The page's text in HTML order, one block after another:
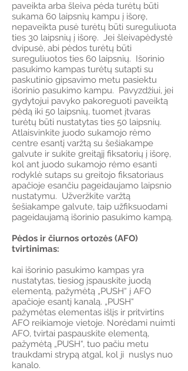
paveikta arba šleiva pėda turėtų būti
sukama 60 laipsnių kampu į išorę,
nepaveikta pusė turėtų būti sureguliuota
ties 30 laipsnių į išorę. Jei šleivapėdystė
dvipusė, abi pėdos turėtų būti
sureguliuotos ties 60 laipsnių. Išorinio
pasukimo kampas turėtų sutapti su
paskutinio gipsavimo metu pasiektu
išorinio pasukimo kampu. Pavyzdžiui, jei
gydytojui pavyko pakoreguoti paveiktą
pėdą iki 50 laipsnių, tuomet įtvaras
turėtų būti nustatytas ties 50 laipsnių.
Atlaisvinkite juodo sukamojo rėmo
centre esantį varžtą su šešiakampe
galvute ir sukite greitąjį fiksatorių į išorę,
kol ant juodo sukamojo rėmo esanti
rodyklė sutaps su greitojo fiksatoriaus
apačioje esančiu pageidaujamo laipsnio
nustatymu. Užveržkite varžtą
šešiakampe galvute, taip užfiksuodami
pageidaujamą išorinio pasukimo kampą.
Pėdos ir čiurnos ortozės (AFO)
tvirtinimas:
kai išorinio pasukimo kampas yra
nustatytas, tiesiog įspauskite juodą
elementą, pažymėtą „PUSH“ į AFO
apačioje esantį kanalą. „PUSH“
pažymėtas elementas išlįs ir pritvirtins
AFO reikiamoje vietoje. Norėdami nuimti
AFO, tvirtai paspauskite elementą,
pažymėtą „PUSH“, tuo pačiu metu
traukdami strypą atgal, kol ji nuslys nuo
kanalo.